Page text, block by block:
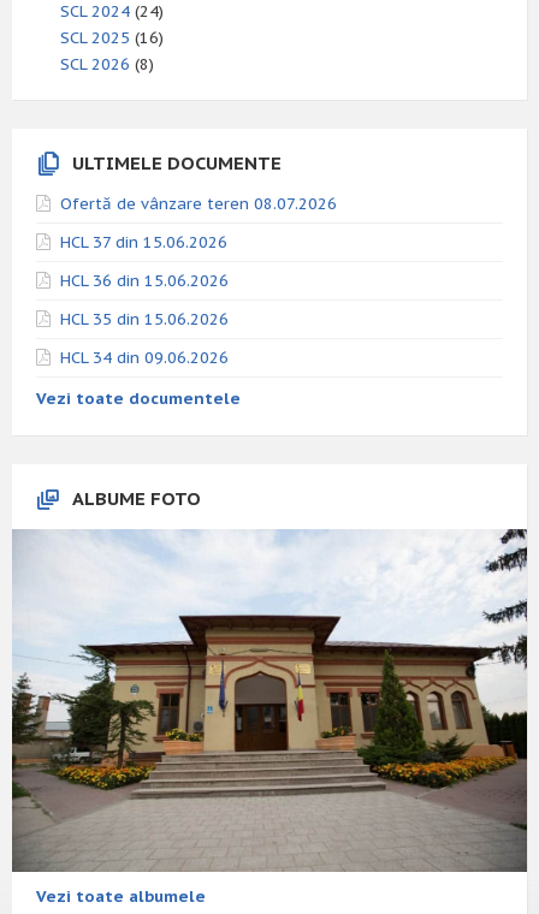
SCL 2024 (24)
SCL 2025 (16)
SCL 2026 (8)
ULTIMELE DOCUMENTE
Ofertă de vânzare teren 08.07.2026
HCL 37 din 15.06.2026
HCL 36 din 15.06.2026
HCL 35 din 15.06.2026
HCL 34 din 09.06.2026
Vezi toate documentele
ALBUME FOTO
Vezi toate albumele